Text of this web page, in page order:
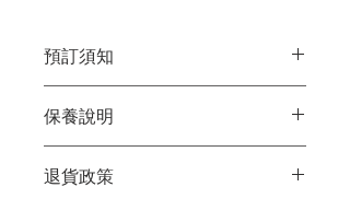
預訂須知
定日期取貨請提早10 - 14天前落單🤗
2/ 下單後24小時內會有專人電郵確認訂
單
3/ 取貨時需要出示確認訊息 或 訂單編
保養說明
2/ 運送時避免大力搖晃
退貨政策